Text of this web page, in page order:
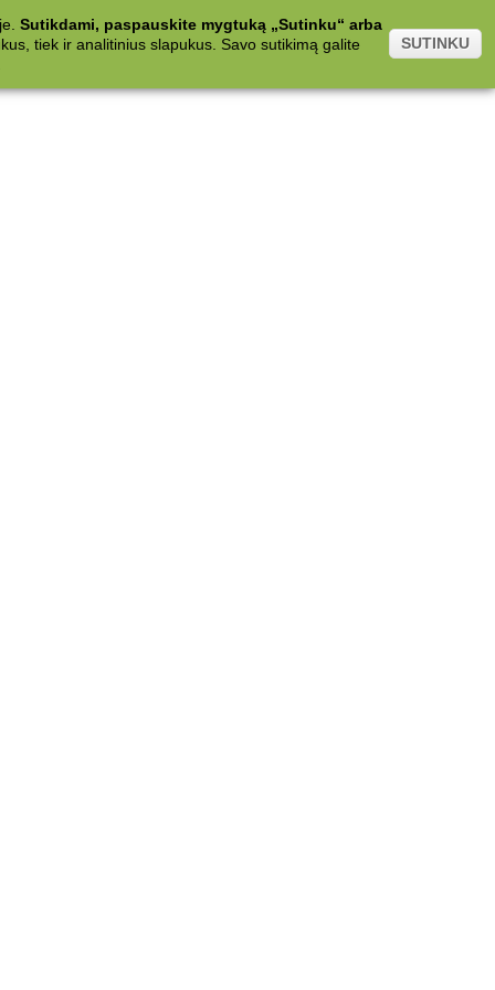
Sutikdami, paspauskite mygtuką „Sutinku“ arba
tiek ir analitinius slapukus. Savo sutikimą galite
SUTINKU